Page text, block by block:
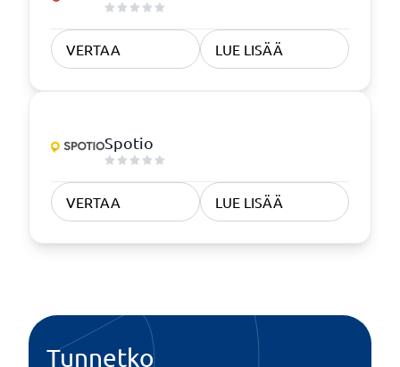
VERTAA LUE LISÄÄ
Spotio
VERTAA LUE LISÄÄ
Tunnetko